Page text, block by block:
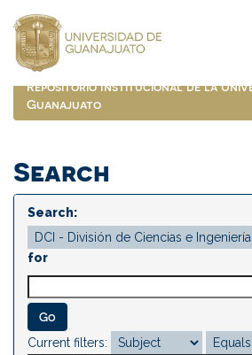
navigation
Repositorio Institucional de la
Guanajuato
Search
Search:
for
Current filters: